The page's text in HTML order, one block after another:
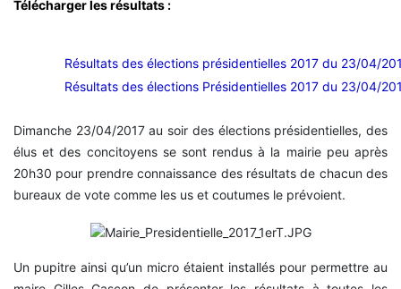
Télécharger les résultats :
Résultats des élections présidentielles 2017 du 23/04/
Résultats des élections Présidentielles 2017 du 23/04/
Dimanche 23/04/2017 au soir des élections présidentielles, des
élus et des concitoyens se sont rendus à la mairie peu après
20h30 pour prendre connaissance des résultats de chacun des
bureaux de vote comme les us et coutumes le prévoient.
Un pupitre ainsi qu’un micro étaient installés pour permettre au